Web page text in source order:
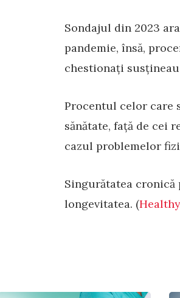
Sondajul din 2023
pandemie, însă,
chestionați
Procentul celor care
sănătate, față de cei
cazul problemelor
Singurătatea cronică
longevitatea. (